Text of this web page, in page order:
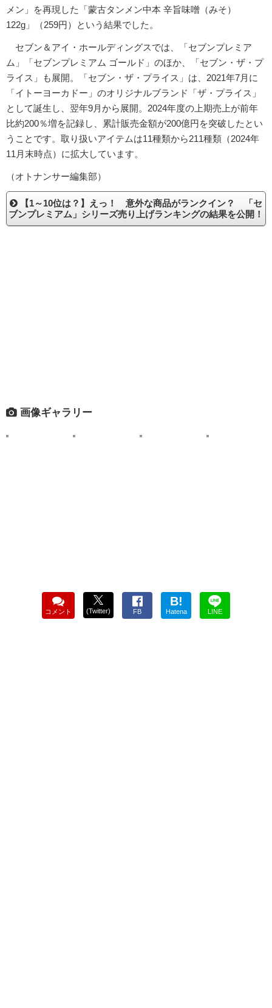
メン」を再現した「蒙古タンメン中本 辛旨味噌（みそ）
122g」（259円）という結果でした。
セブン＆アイ・ホールディングスでは、「セブンプレミア
ム」「セブンプレミアム ゴールド」のほか、「セブン・ザ・プ
ライス」も展開。「セブン・ザ・プライス」は、2021年7月に
「イトーヨーカドー」のオリジナルブランド「ザ・プライス」
として誕生し、翌年9月から展開。2024年度の上期売上が前年
比約200％増を記録し、累計販売金額が200億円を突破したとい
うことです。取り扱いアイテムは11種類から211種類（2024年
11月末時点）に拡大しています。
（オトナンサー編集部）
【1～10位は？】えっ！ 意外な商品がランクイン？ 「セ
ブンプレミアム」シリーズ売り上げランキングの結果を公開！
画像ギャラリー
コメント (Twitter) FB
B!
Hatena LINE